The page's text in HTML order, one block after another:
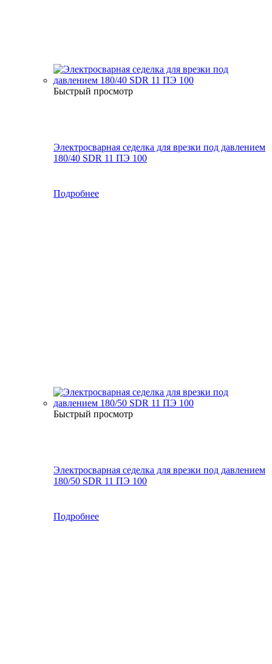
Быстрый просмотр
Электросварная седелка для врезки под давлением
180/40 SDR 11 ПЭ 100
Подробнее
Быстрый просмотр
Электросварная седелка для врезки под давлением
180/50 SDR 11 ПЭ 100
Подробнее